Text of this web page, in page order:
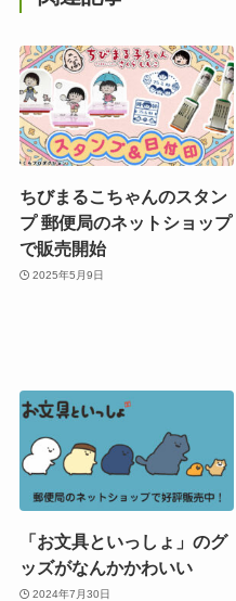
ちびまるこちゃんのスタン
プ 郵便局のネットショップ
で販売開始
2025年5月9日
「お文具といっしょ」のグ
ッズがなんかかわいい
2024年7月30日